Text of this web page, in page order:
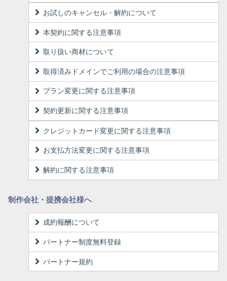
お試しのキャンセル・解約について
本契約に関する注意事項
取り扱い商材について
取得済みドメインでご利用の場合の注意事項
プラン変更に関する注意事項
契約更新に関する注意事項
クレジットカード変更に関する注意事項
お支払方法変更に関する注意事項
解約に関する注意事項
制作会社・提携会社様へ
成約報酬について
パートナー制度無料登録
パートナー規約